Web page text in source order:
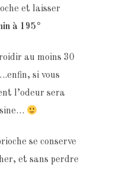
et laisser
à 195°
au moins 30
si vous
l’odeur sera
se conserve
et sans perdre